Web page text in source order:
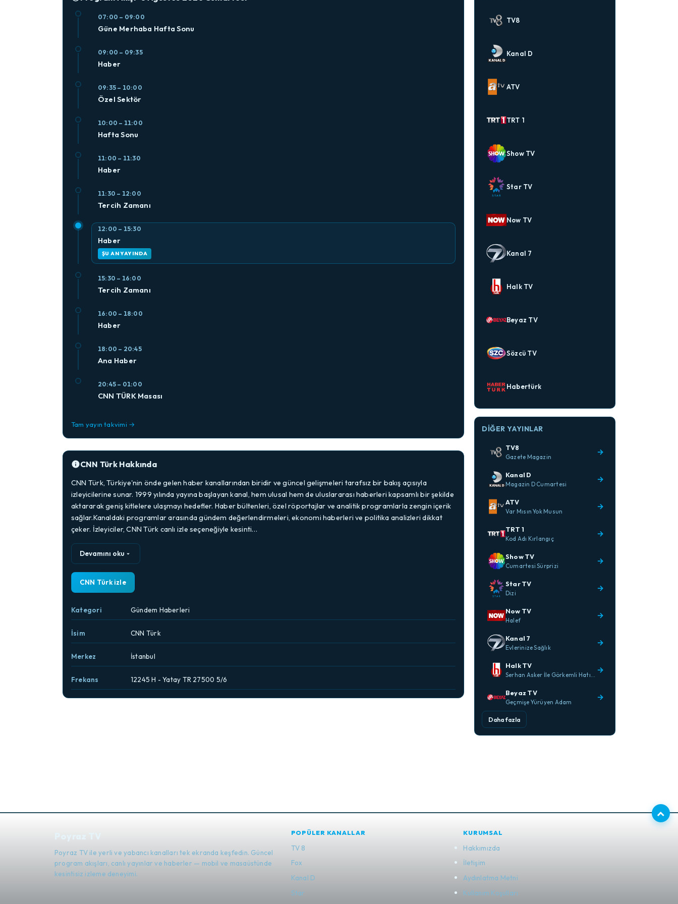
07:00 – 09:00
Güne Merhaba Hafta Sonu
09:00 – 09:35
Haber
09:35 – 10:00
Özel Sektör
10:00 – 11:00
Hafta Sonu
11:00 – 11:30
Haber
11:30 – 12:00
Tercih Zamanı
12:00 – 15:30
Haber
ŞU AN YAYINDA
15:30 – 16:00
Tercih Zamanı
16:00 – 18:00
Haber
18:00 – 20:45
Ana Haber
20:45 – 01:00
CNN TÜRK Masası
Tam yayın takvimi →
CNN Türk Hakkında
CNN Türk, Türkiye'nin önde gelen haber kanallarından biridir ve güncel gelişmeleri tarafsız bir bakış açısıyla
izleyicilerine sunar. 1999 yılında yayına başlayan kanal, hem ulusal hem de uluslararası haberleri kapsamlı bir şekilde
aktararak geniş kitlelere ulaşmayı hedefler. Haber bültenleri, özel röportajlar ve analitik programlarla zengin içerik
sağlar.Kanaldaki programlar arasında gündem değerlendirmeleri, ekonomi haberleri ve politika analizleri dikkat
çeker. İzleyiciler, CNN Türk canlı izle seçeneğiyle kesinti…
Devamını oku
CNN Türk izle
Kategori Gündem Haberleri
İsim CNN Türk
Merkez İstanbul
Frekans 12245 H - Yatay TR 27500 5/6
TV8
Kanal D
ATV
TRT 1
Show TV
Star TV
Now TV
Kanal 7
Halk TV
Beyaz TV
Sözcü TV
Habertürk
DIĞER YAYINLAR
TV8
Gazete Magazin
→
Kanal D
Magazin D Cumartesi
→
ATV
Var Mısın Yok Musun
→
TRT 1
Kod Adı Kırlangıç
→
Show TV
Cumartesi Sürprizi
→
Star TV
Dizi
→
Now TV
Halef
→
Kanal 7
Evlerinize Sağlık
→
Halk TV
Serhan Asker İle Görkemli Hatıralar
→
Beyaz TV
Geçmişe Yürüyen Adam
→
Daha fazla
Poyraz TV ile yerli ve yabancı kanalları tek ekranda keşfedin. Güncel
program akışları, canlı yayınlar ve haberler — mobil ve masaüstünde
kesintisiz izleme deneyimi.
POPÜLER KANALLAR
TV 8
Fox
Kanal D
Star
KURUMSAL
Hakkımızda
İletişim
Aydınlatma Metni
Kullanım Koşulları